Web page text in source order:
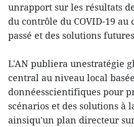
unrapport sur les résultats
du contrôle du COVID-19 au
passé et des solutions
L'AN publiera unestratégie
central au niveau local
donnéesscientifiques pour
scénarios et des solutions à
ainsiqu'un plan directeur